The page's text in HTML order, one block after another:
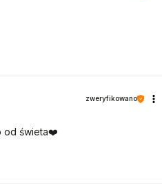
zweryfikowano
od świeta❤️